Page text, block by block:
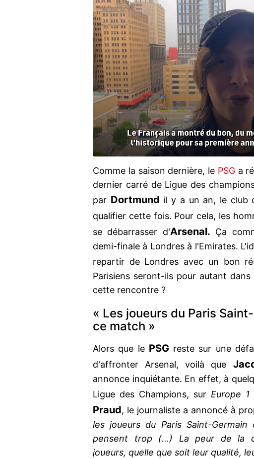
Comme la saison dernière, le PSG a
dernier carré de Ligue des
par Dortmund il y a un an, le club
qualifier cette fois. Pour cela, les
se débarrasser d'Arsenal. Ça
demi-finale à Londres à l'Emirates.
repartir de Londres avec un bon
Parisiens seront-ils pour autant
cette rencontre ?
« Les joueurs du Paris
ce match »
Alors que le PSG reste sur une
d'affronter Arsenal, voilà que
annonce inquiétante. En effet, à
Ligue des Champions, sur Europe 1
Praud, le journaliste a annoncé à
les joueurs du Paris Saint-
pensent trop (...) La peur de la
joueurs, quelle que soit leur qualité,